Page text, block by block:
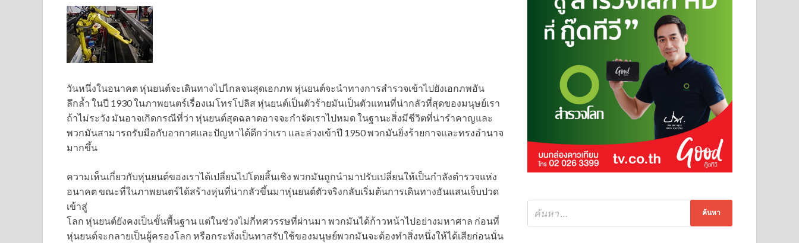
วันหนึ่งในอนาคต หุ่นยนต์จะเดินทางไปไกลจนสุดเอกภพ หุ่นยนต์จะนำทางการสำรวจเข้าไปยังเอกภพอัน
ลึกล้ำ ในปี 1930ในภาพยนตร์เรื่องเมโทรโปลิส หุ่นยนต์เป็นตัวร้ายมันเป็นตัวแทนที่น่ากลัวที่สุดของมนุษย์เรา
ถ้าไม่ระวัง มันอาจเกิดกรณีที่ว่า หุ่นยนต์สุดฉลาดอาจจะกำจัดเราไปหมด ในฐานะสิ่งมีชีวิตที่น่ารำคาญและ
พวกมันสามารถรับมือกับอากาศและปัญหาได้ดีกว่าเรา และล่วงเข้าปี 1950 พวกมันยิ่งร้ายกาจและทรงอำนาจ
มากขึ้น
ความเห็นเกี่ยวกับหุ่นยนต์ของเราได้เปลี่ยนไปโดยสิ้นเชิง พวกมันถูกนำมาปรับเปลี่ยนให้เป็นกำลังตำรวจแห่ง
อนาคต ขณะที่ในภาพยนตร์ได้สร้างหุ่นที่น่ากลัวขึ้นมาหุ่นยนต์ตัวจริงกลับเริ่มต้นการเดินทางอันแสนเจ็บปวด
เข้าสู่
โลก หุ่นยนต์ยังคงเป็นขั้นพื้นฐาน แต่ในช่วงไม่กี่ทศวรรษที่ผ่านมา พวกมันได้ก้าวหน้าไปอย่างมหาศาล ก่อนที่
หุ่นยนต์จะกลายเป็นผู้ครองโลก หรือกระทั่งเป็นทาสรับใช้ของมนุษย์พวกมันจะต้องทำสิ่งหนึ่งให้ได้เสียก่อนนั่น